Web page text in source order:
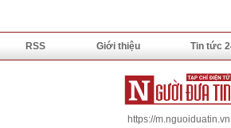
RSS Giới thiệu Tin tức
https://m.nguoiduatin.vn